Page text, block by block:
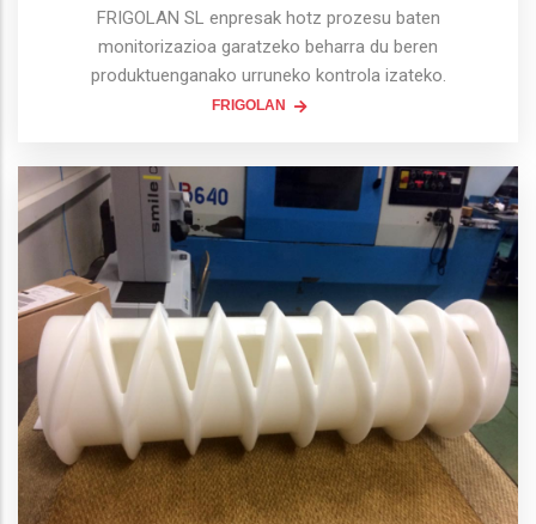
FRIGOLAN SL enpresak hotz prozesu baten
monitorizazioa garatzeko beharra du beren
produktuenganako urruneko kontrola izateko.
FRIGOLAN